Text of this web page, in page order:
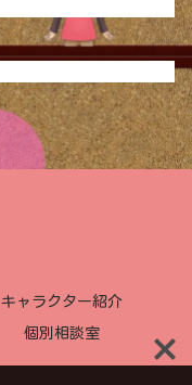
キャラクター紹介
個別相談室